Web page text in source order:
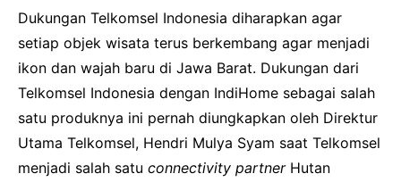
Dukungan Telkomsel Indonesia diharapkan agar
setiap objek wisata terus berkembang agar menjadi
ikon dan wajah baru di Jawa Barat. Dukungan dari
Telkomsel Indonesia dengan IndiHome sebagai salah
satu produknya ini pernah diungkapkan oleh Direktur
Utama Telkomsel, Hendri Mulya Syam saat Telkomsel
menjadi salah satu connectivity partnerHutan